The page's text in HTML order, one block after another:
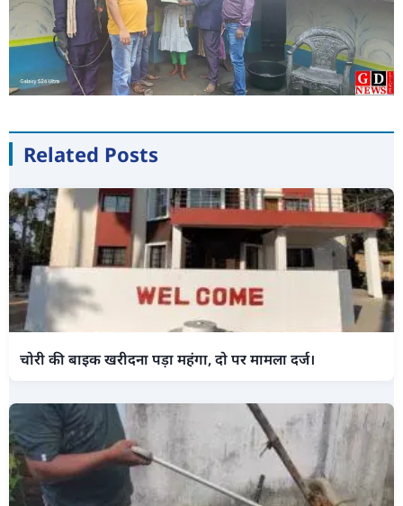
Related Posts
चोरी की बाइक खरीदना पड़ा महंगा, दो पर मामला दर्ज।